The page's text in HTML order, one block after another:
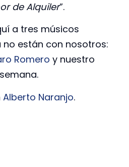
de Alquiler”.
a tres músicos
no están con nosotros:
Romero y nuestro
Alberto Naranjo.